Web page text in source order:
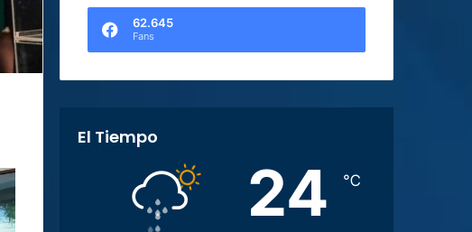
62.645
Fans
El Tiempo
24 ℃